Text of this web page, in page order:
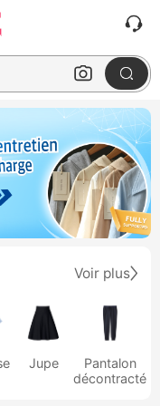
Voir plus
Jupe
Pantalon
décontracté